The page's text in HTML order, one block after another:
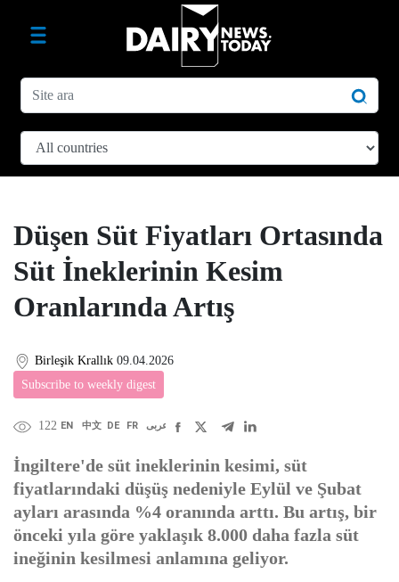
Düşen Süt Fiyatları Ortasında
Süt İneklerinin Kesim
Oranlarında Artış
Birleşik Krallık 09.04.2026
Subscribe to weekly digest
122 EN 中文 DE FR عربى
İngiltere'de süt ineklerinin kesimi, süt
fiyatlarındaki düşüş nedeniyle Eylül ve Şubat
ayları arasında %4 oranında arttı. Bu artış, bir
önceki yıla göre yaklaşık 8.000 daha fazla süt
ineğinin kesilmesi anlamına geliyor.